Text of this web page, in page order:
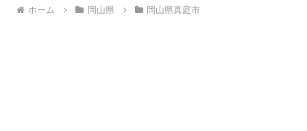
ホーム 岡山県 岡山県真庭市